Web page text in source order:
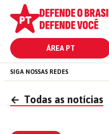
ÁREA PT
SIGA NOSSAS REDES
← Todas as notícias